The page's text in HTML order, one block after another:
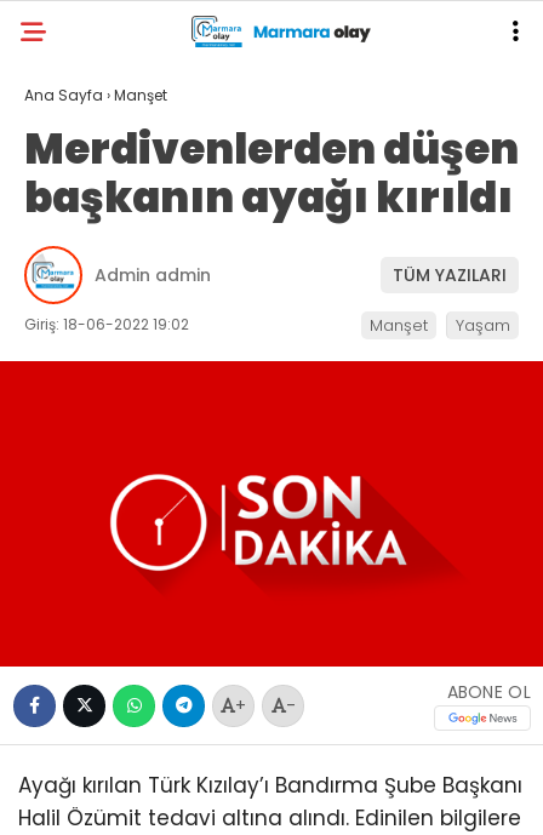
Ana Sayfa ›Manşet
Merdivenlerden düşen
başkanın ayağı kırıldı
Admin admin TÜM YAZILARI
Giriş: 18-06-2022 19:02 Manşet Yaşam
+ -
ABONE OL
Ayağı kırılan Türk Kızılay’ı Bandırma Şube Başkanı
Halil Özümit tedavi altına alındı. Edinilen bilgilere